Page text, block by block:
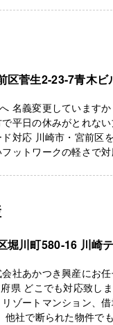
区菅生2-23-7青木ビ
名義変更しています
平日の休みがとれな
対応 川崎市・宮前区
ットワークの軽さで
堀川町580-16 川崎
社あかつき興産にお
県 どこでも対応致し
ゾートマンション、
社で断られた物件で